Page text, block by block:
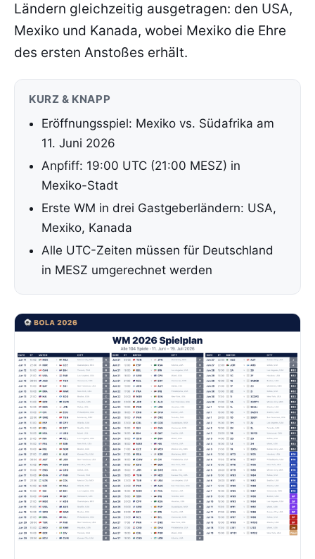
Ländern gleichzeitig ausgetragen: den USA,
Mexiko und Kanada, wobei Mexiko die Ehre
des ersten Anstoßes erhält.
KURZ & KNAPP
Eröffnungsspiel: Mexiko vs. Südafrika am
11. Juni 2026
Anpfiff: 19:00 UTC (21:00 MESZ) in
Mexiko-Stadt
Erste WM in drei Gastgeberländern: USA,
Mexiko, Kanada
Alle UTC-Zeiten müssen für Deutschland
in MESZ umgerechnet werden